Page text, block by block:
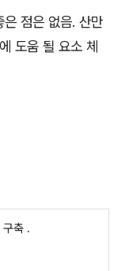
점은 없음. 산만
도움 될 요소 체
축 .